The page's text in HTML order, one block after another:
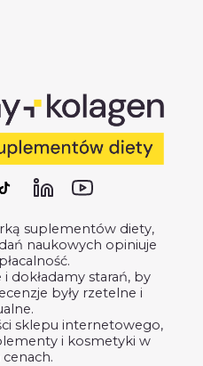
suplementów diety,
naukowych opiniuje
dokładamy starań, by
były rzetelne i
sklepu internetowego,
i kosmetyki w